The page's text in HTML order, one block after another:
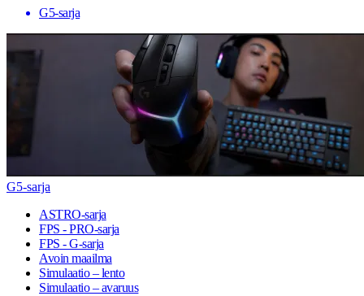
G5-sarja
G5-sarja
ASTRO-sarja
FPS - PRO-sarja
FPS - G-sarja
Avoin maailma
Simulaatio – lento
Simulaatio – avaruus